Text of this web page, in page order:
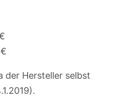
der Hersteller selbst